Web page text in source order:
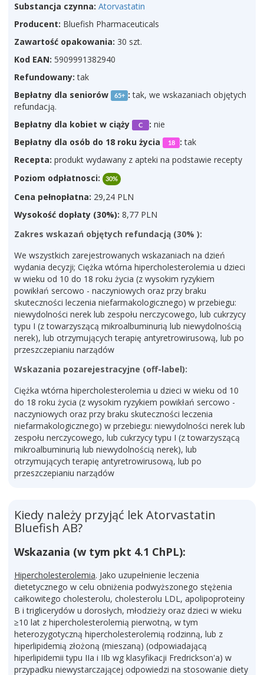
Substancja czynna: Atorvastatin
Producent: Bluefish Pharmaceuticals
Zawartość opakowania: 30 szt.
Kod EAN: 5909991382940
Refundowany: tak
Bepłatny dla seniorów
65+ : tak, we wskazaniach objętych
refundacją.
Bepłatny dla kobiet w ciąży
C : nie
Bepłatny dla osób do 18 roku życia
18 : tak
Recepta: produkt wydawany z apteki na podstawie recepty
Poziom odpłatnosci:
30%
Cena pełnopłatna: 29,24 PLN
Wysokość dopłaty (30%): 8,77 PLN
Zakres wskazań objętych refundacją (30% ):
We wszystkich zarejestrowanych wskazaniach na dzień
wydania decyzji; Ciężka wtórna hipercholesterolemia u dzieci
w wieku od 10 do 18 roku życia (z wysokim ryzykiem
powikłań sercowo - naczyniowych oraz przy braku
skuteczności leczenia niefarmakologicznego) w przebiegu:
niewydolności nerek lub zespołu nerczycowego, lub cukrzycy
typu I (z towarzyszącą mikroalbuminurią lub niewydolnością
nerek), lub otrzymujących terapię antyretrowirusową, lub po
przeszczepianiu narządów
Wskazania pozarejestracyjne (off-label):
Ciężka wtórna hipercholesterolemia u dzieci w wieku od 10
do 18 roku życia (z wysokim ryzykiem powikłań sercowo -
naczyniowych oraz przy braku skuteczności leczenia
niefarmakologicznego) w przebiegu: niewydolności nerek lub
zespołu nerczycowego, lub cukrzycy typu I (z towarzyszącą
mikroalbuminurią lub niewydolnością nerek), lub
otrzymujących terapię antyretrowirusową, lub po
przeszczepianiu narządów
Kiedy należy przyjąć lek Atorvastatin
Bluefish AB?
Wskazania (w tym pkt 4.1 ChPL):
Hipercholesterolemia. Jako uzupełnienie leczenia
dietetycznego w celu obniżenia podwyższonego stężenia
całkowitego cholesterolu, cholesterolu LDL, apolipoproteiny
B i triglicerydów u dorosłych, młodzieży oraz dzieci w wieku
≥10 lat z hipercholesterolemią pierwotną, w tym
heterozygotyczną hipercholesterolemią rodzinną, lub z
hiperlipidemią złożoną (mieszaną) (odpowiadającą
hiperlipidemii typu IIa i IIb wg klasyfikacji Fredrickson'a) w
przypadku niewystarczającej odpowiedzi na stosowanie diety